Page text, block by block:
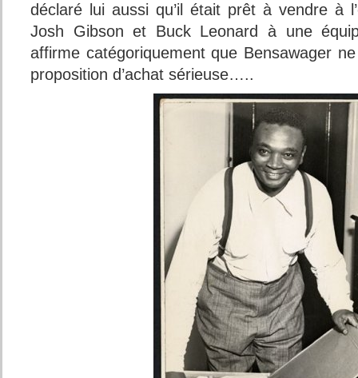
déclaré lui aussi qu’il était prêt à vendre à
Josh Gibson et Buck Leonard à une
affirme catégoriquement que Bensawager
proposition d’achat sérieuse…..